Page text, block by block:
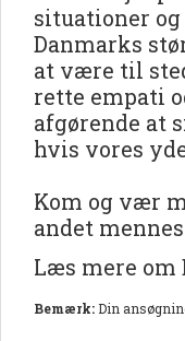
situationer
Danmarks
at være til
rette empati
afgørende at
hvis vores
Kom og vær
andet
Læs mere om
Bemærk:Din